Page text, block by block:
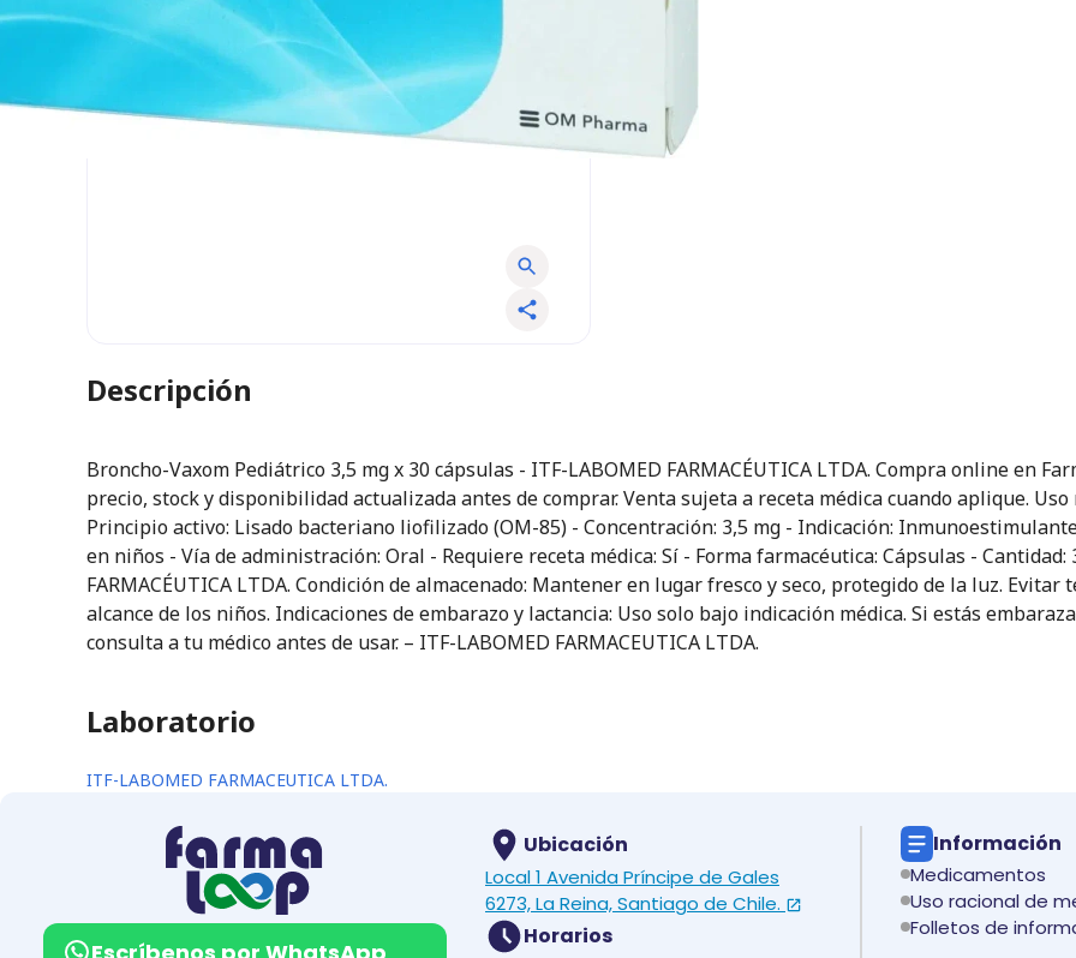
Descripción
Broncho-Vaxom Pediátrico 3,5 mg x 30 cápsulas - ITF-LABOMED FARMACÉUTICA LTDA. Compra online en
precio, stock y disponibilidad actualizada antes de comprar. Venta sujeta a receta médica cuando aplique.
Principio activo: Lisado bacteriano liofilizado (OM-85) - Concentración: 3,5 mg - Indicación:
en niños - Vía de administración: Oral - Requiere receta médica: Sí - Forma farmacéutica: Cápsulas -
FARMACÉUTICA LTDA. Condición de almacenado: Mantener en lugar fresco y seco, protegido de la luz.
alcance de los niños. Indicaciones de embarazo y lactancia: Uso solo bajo indicación médica. Si estás
consulta a tu médico antes de usar. – ITF-LABOMED FARMACEUTICA LTDA.
Laboratorio
ITF-LABOMED FARMACEUTICA LTDA.
Ubicación
Local 1 Avenida Príncipe de Gales
6273, La Reina, Santiago de Chile.
Horarios
Información
Medicamentos
Uso racional de
Folletos de